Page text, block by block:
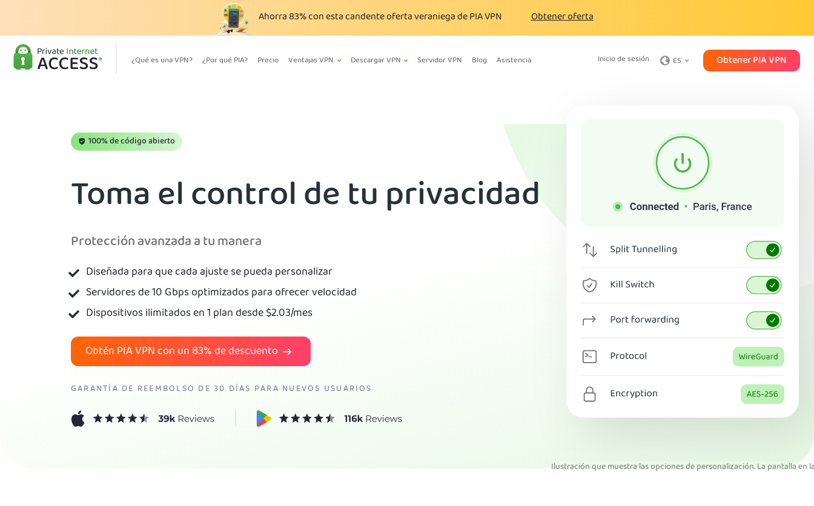
Ahorra83%con esta candente oferta veraniega de PIA VPN Obtener oferta
¿Qué es una VPN? ¿Por qué PIA? Precio Ventajas VPN Descargar VPN Servidor VPN Blog Asistencia Inicio de sesión ES Obtener PIA VPN
100% de código abierto
Toma el control de tu privacidad
Protección avanzada a tu manera
Diseñada para que cada ajuste se pueda personalizar
Servidores de 10 Gbps optimizados para ofrecer velocidad
Dispositivos ilimitados en 1 plan desde$2.03/mes
Obtén PIA VPN con un83%de descuento
GARANTÍA DE REEMBOLSO DE 30 DÍAS PARA NUEVOS USUARIOS
Ilustración que muestra las opciones de personalización. La pantalla en